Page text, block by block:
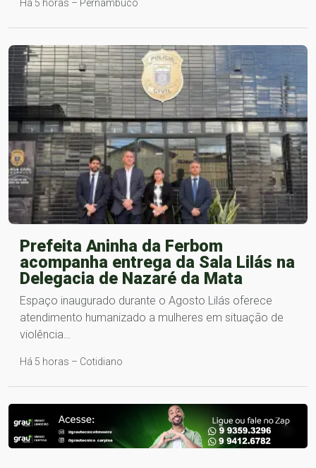
Há 5 horas – Pernambuco
Prefeita Aninha da Ferbom
acompanha entrega da Sala Lilás na
Delegacia de Nazaré da Mata
Espaço inaugurado durante o Agosto Lilás oferece
atendimento humanizado a mulheres em situação de
violência…
Há 5 horas – Cotidiano